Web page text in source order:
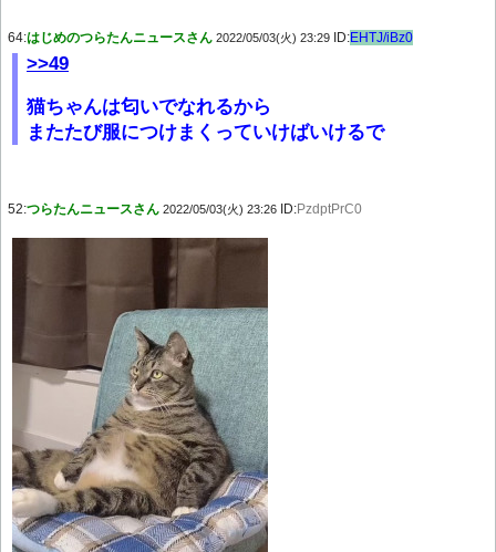
64:はじめのつらたんニュースさん 2022/05/03(火) 23:29 ID:EHTJ/iBz0
>>49
猫ちゃんは匂いでなれるから
またたび服につけまくっていけばいけるで
52:つらたんニュースさん 2022/05/03(火) 23:26 ID:PzdptPrC0